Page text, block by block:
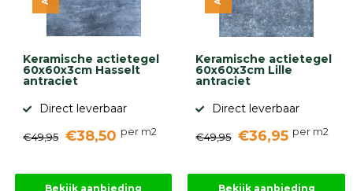
gebaseerd
Keramische actietegel
60x60x3cm Hasselt
antraciet
Direct leverbaar
€49,95 €38,50 per m2
Bekijk aanbieding
Keramische actietegel
60x60x3cm Lille
antraciet
Direct leverbaar
€49,95 €36,95 per m2
Bekijk aanbieding